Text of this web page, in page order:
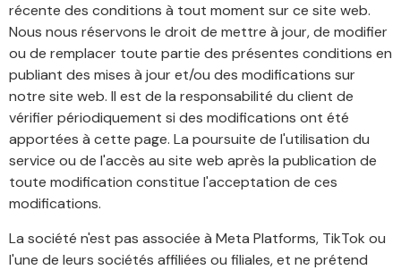
récente des conditions à tout moment sur ce site web.
Nous nous réservons le droit de mettre à jour, de modifier
ou de remplacer toute partie des présentes conditions en
publiant des mises à jour et/ou des modifications sur
notre site web. Il est de la responsabilité du client de
vérifier périodiquement si des modifications ont été
apportées à cette page. La poursuite de l'utilisation du
service ou de l'accès au site web après la publication de
toute modification constitue l'acceptation de ces
modifications.
La société n'est pas associée à Meta Platforms, TikTok ou
l'une de leurs sociétés affiliées ou filiales, et ne prétend